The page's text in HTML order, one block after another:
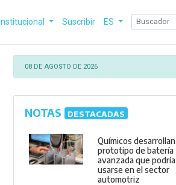
Institucional Suscribir ES
08 DE AGOSTO DE 2026
NOTAS DESTACADAS
Químicos desarrollan
prototipo de batería
avanzada que podría
usarse en el sector
automotriz